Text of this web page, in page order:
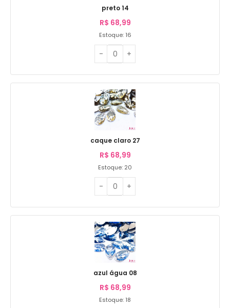
preto 14
R$ 68,99
Estoque: 16
caque claro 27
R$ 68,99
Estoque: 20
azul água 08
R$ 68,99
Estoque: 18